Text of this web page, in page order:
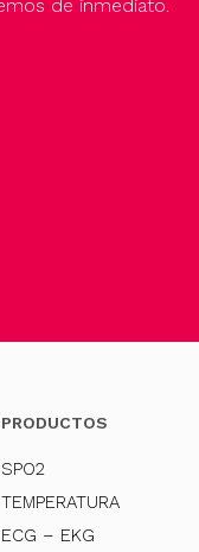
de inmediato.
PRODUCTOS
SPO2
TEMPERATURA
ECG – EKG